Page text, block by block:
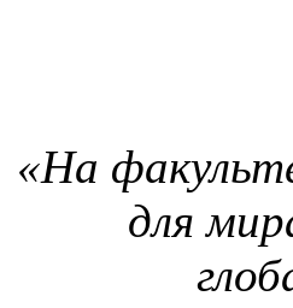
«На
для